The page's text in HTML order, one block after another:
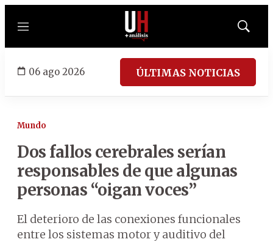
Menú
Mostrar
06 ago 2026 ÚLTIMAS NOTICIAS
Mundo
Dos fallos cerebrales serían
responsables de que algunas
personas “oigan voces”
El deterioro de las conexiones funcionales
entre los sistemas motor y auditivo del